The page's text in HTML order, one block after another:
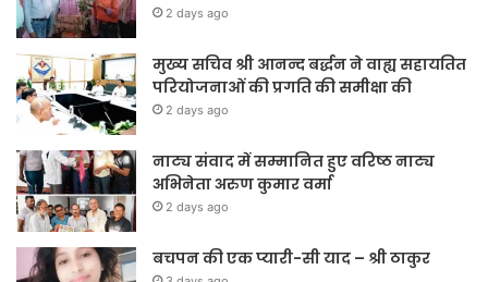
2 days ago
मुख्य सचिव श्री आनन्द बर्द्धन ने वाह्य सहायतित
परियोजनाओं की प्रगति की समीक्षा की
2 days ago
नाट्य संवाद में सम्मानित हुए वरिष्ठ नाट्य
अभिनेता अरुण कुमार वर्मा
2 days ago
बचपन की एक प्यारी-सी याद – श्री ठाकुर